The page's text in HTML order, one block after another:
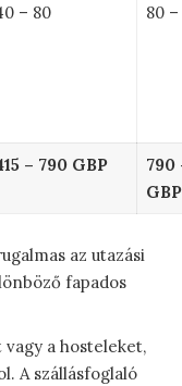
– 80 80 –
– 790 GBP
790
GBP
az utazási
fapados
a hosteleket,
A szállásfoglaló